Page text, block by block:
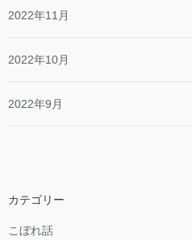
2022年11月
2022年10月
2022年9月
カテゴリー
こぼれ話